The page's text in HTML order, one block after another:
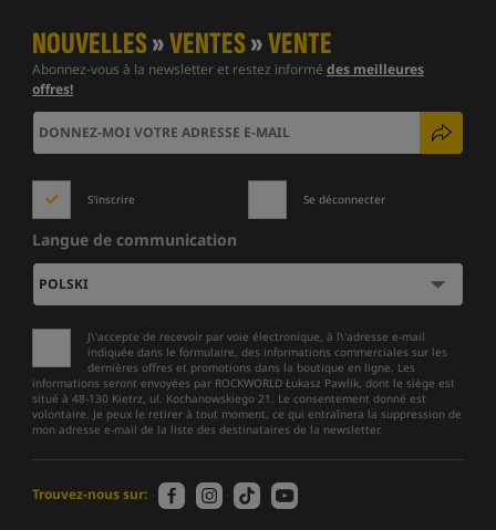
NOUVELLES»VENTES»VENTE
Abonnez-vous à la newsletter et restez informé des meilleures
offres!
S'inscrire Se déconnecter
Langue de communication
J\'accepte de recevoir par voie électronique, à l\'adresse e-mail
indiquée dans le formulaire, des informations commerciales sur les
dernières offres et promotions dans la boutique en ligne. Les
informations seront envoyées par ROCKWORLD Łukasz Pawlik, dont le siège est
situé à 48-130 Kietrz, ul. Kochanowskiego 21. Le consentement donné est
volontaire. Je peux le retirer à tout moment, ce qui entraînera la suppression de
mon adresse e-mail de la liste des destinataires de la newsletter.
Trouvez-nous sur: